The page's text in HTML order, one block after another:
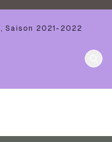
,Saison 2021-2022